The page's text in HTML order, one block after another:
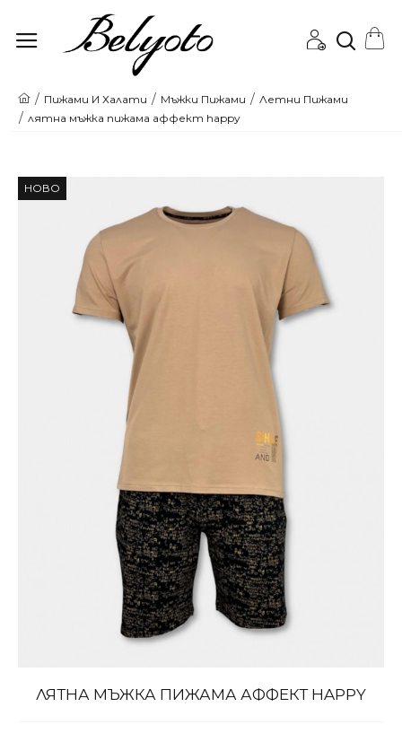
Онлайн
магазин
за
Пижами
Бански
Пижами И Халати Мъжки Пижами
Летни Пижами
лятна мъжка пижама аффект happy
НОВО
ЛЯТНА МЪЖКА ПИЖАМА АФФЕКТ HAPPY